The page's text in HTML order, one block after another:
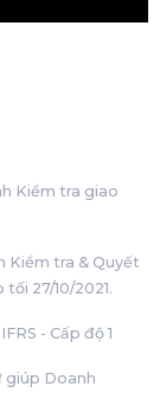
Kiểm tra giao
Kiểm tra & Quyết
27/10/2021.
- Cấp độ 1
giúp Doanh